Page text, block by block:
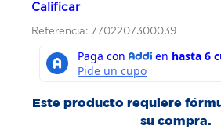
Calificar
Referencia: 7702207300039
Este producto requiere
su compra.